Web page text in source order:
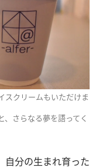
スクリームもいただけま
さらなる夢を語ってく
自分の生まれ育った